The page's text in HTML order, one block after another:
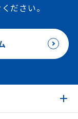
ださい。